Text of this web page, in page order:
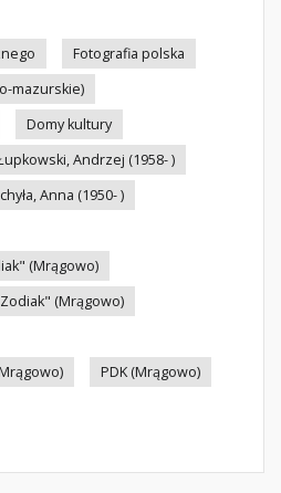
Fotografia polska
mazurskie)
Domy kultury
Andrzej (1958- )
Anna (1950- )
(Mrągowo)
(Mrągowo)
PDK (Mrągowo)